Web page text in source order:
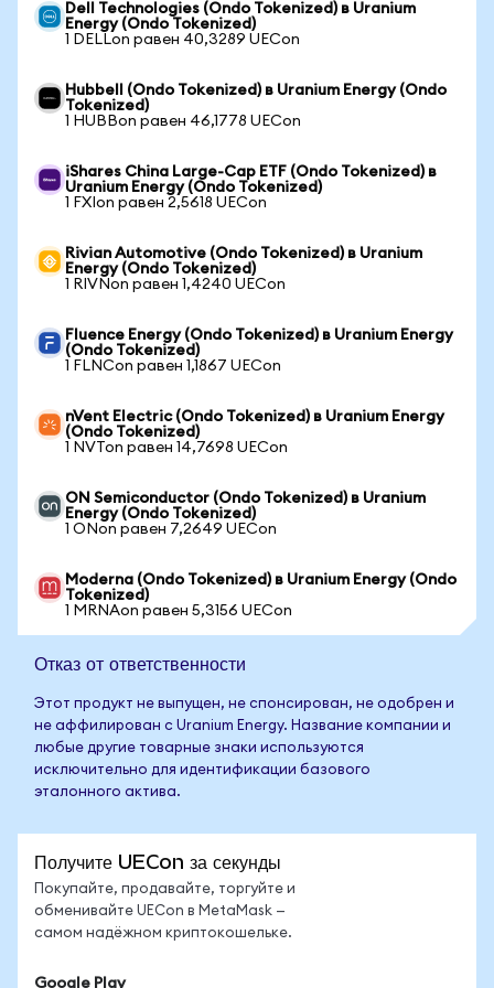
Dell Technologies (Ondo Tokenized) в Uranium
Energy (Ondo Tokenized)
1 DELLon равен 40,3289 UECon
Hubbell (Ondo Tokenized) в Uranium Energy (Ondo
Tokenized)
1 HUBBon равен 46,1778 UECon
iShares China Large-Cap ETF (Ondo Tokenized) в
Uranium Energy (Ondo Tokenized)
1 FXIon равен 2,5618 UECon
Rivian Automotive (Ondo Tokenized) в Uranium
Energy (Ondo Tokenized)
1 RIVNon равен 1,4240 UECon
Fluence Energy (Ondo Tokenized) в Uranium Energy
(Ondo Tokenized)
1 FLNCon равен 1,1867 UECon
nVent Electric (Ondo Tokenized) в Uranium Energy
(Ondo Tokenized)
1 NVTon равен 14,7698 UECon
ON Semiconductor (Ondo Tokenized) в Uranium
Energy (Ondo Tokenized)
1 ONon равен 7,2649 UECon
Moderna (Ondo Tokenized) в Uranium Energy (Ondo
Tokenized)
1 MRNAon равен 5,3156 UECon
Отказ от ответственности
Этот продукт не выпущен, не спонсирован, не одобрен и
не аффилирован с Uranium Energy. Название компании и
любые другие товарные знаки используются
исключительно для идентификации базового
эталонного актива.
Получите UECon за секунды
Покупайте, продавайте, торгуйте и
обменивайте UECon в MetaMask —
самом надёжном криптокошельке.
Google Play